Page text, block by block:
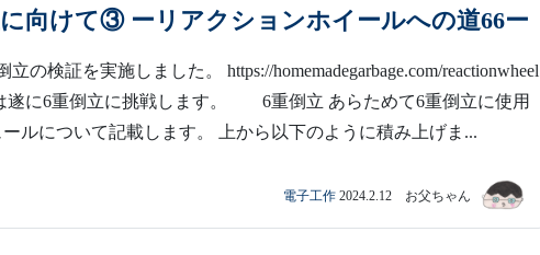
向けて③ ーリアクションホイールへの道66ー
立の検証を実施しました。 https://homemadegarbage.com/reactionwheel
遂に6重倒立に挑戦します。 6重倒立 あらためて6重倒立に使用
ルについて記載します。 上から以下のように積み上げま...
電子工作 2024.2.12 お父ちゃん